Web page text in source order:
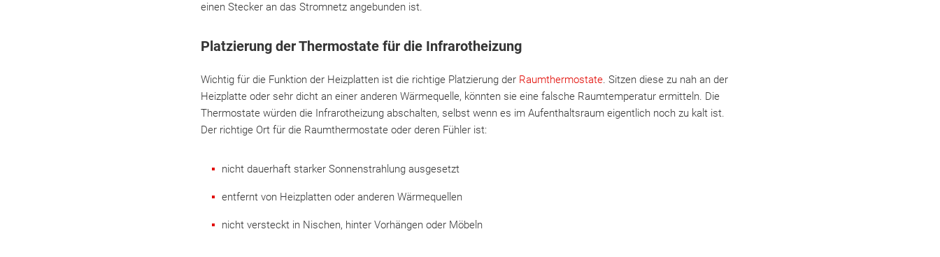
einen Stecker an das Stromnetz angebunden ist.
Platzierung der Thermostate für die Infrarotheizung
Wichtig für die Funktion der Heizplatten ist die richtige Platzierung der Raumthermostate. Sitzen diese zu nah an der
Heizplatte oder sehr dicht an einer anderen Wärmequelle, könnten sie eine falsche Raumtemperatur ermitteln. Die
Thermostate würden die Infrarotheizung abschalten, selbst wenn es im Aufenthaltsraum eigentlich noch zu kalt ist.
Der richtige Ort für die Raumthermostate oder deren Fühler ist:
nicht dauerhaft starker Sonnenstrahlung ausgesetzt
entfernt von Heizplatten oder anderen Wärmequellen
nicht versteckt in Nischen, hinter Vorhängen oder Möbeln